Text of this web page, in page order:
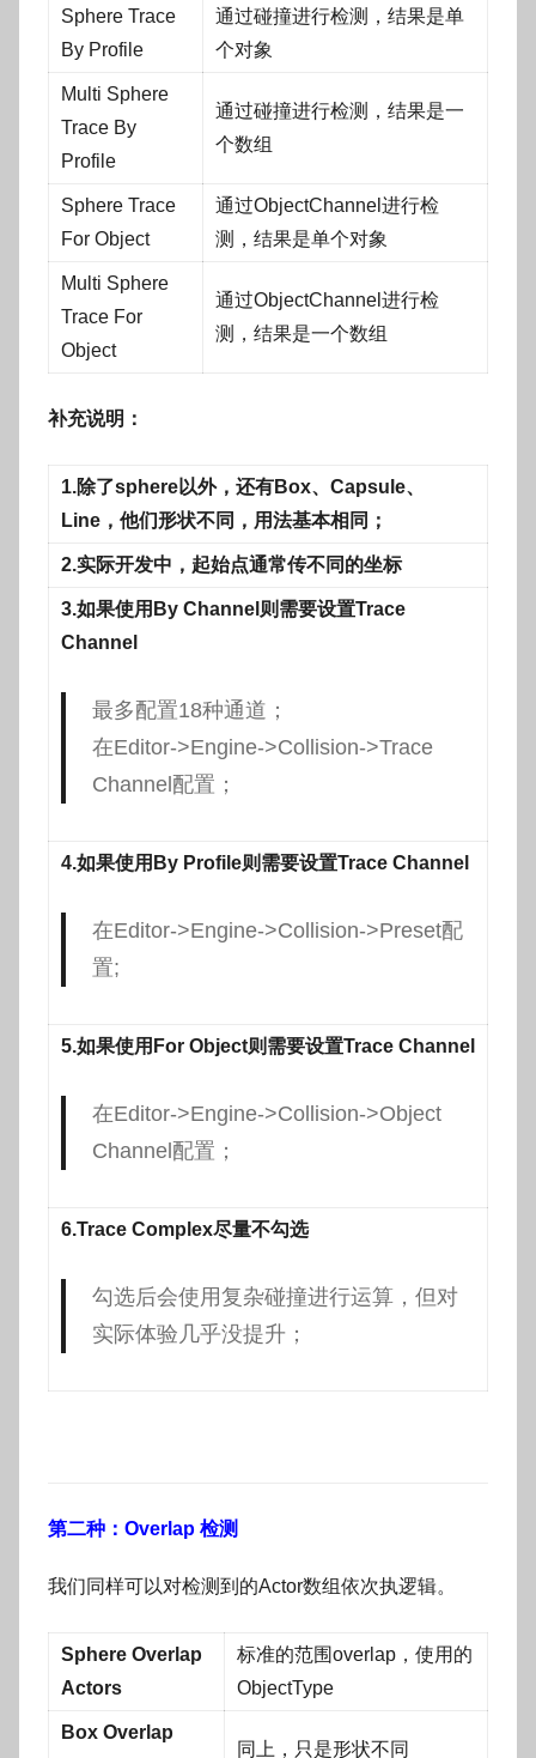
Sphere Trace
By Profile
通过碰撞进行检测，结果是单
个对象
Multi Sphere
Trace By
Profile
通过碰撞进行检测，结果是一
个数组
Sphere Trace
For Object
通过ObjectChannel进行检
测，结果是单个对象
Multi Sphere
Trace For
Object
通过ObjectChannel进行检
测，结果是一个数组
补充说明：
1.除了sphere以外，还有Box、Capsule、
Line，他们形状不同，用法基本相同；
2.实际开发中，起始点通常传不同的坐标
3.如果使用By Channel则需要设置Trace
Channel
最多配置18种通道；
在Editor->Engine->Collision->Trace
Channel配置；
4.如果使用By Profile则需要设置Trace Channel
在Editor->Engine->Collision->Preset配
置;
5.如果使用For Object则需要设置Trace Channel
在Editor->Engine->Collision->Object
Channel配置；
6.Trace Complex尽量不勾选
勾选后会使用复杂碰撞进行运算，但对
实际体验几乎没提升；
第二种：Overlap 检测
我们同样可以对检测到的Actor数组依次执逻辑。
Sphere Overlap
Actors
标准的范围overlap，使用的
ObjectType
Box Overlap
同上，只是形状不同